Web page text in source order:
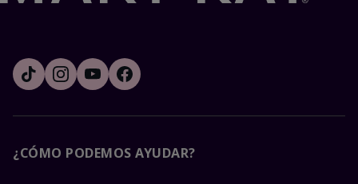
¿CÓMO PODEMOS AYUDAR?